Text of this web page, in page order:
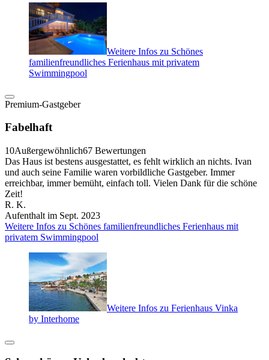
Weitere Infos zu Schönes
familienfreundliches Ferienhaus mit privatem
Swimmingpool
Premium-Gastgeber
Fabelhaft
10Außergewöhnlich67 Bewertungen
Das Haus ist bestens ausgestattet, es fehlt wirklich an nichts. Ivan
und auch seine Familie waren vorbildliche Gastgeber. Immer
erreichbar, immer bemüht, einfach toll. Vielen Dank für die schöne
Zeit!
R. K.
Aufenthalt im Sept. 2023
Weitere Infos zu Schönes familienfreundliches Ferienhaus mit
privatem Swimmingpool
Weitere Infos zu Ferienhaus Vinka
by Interhome